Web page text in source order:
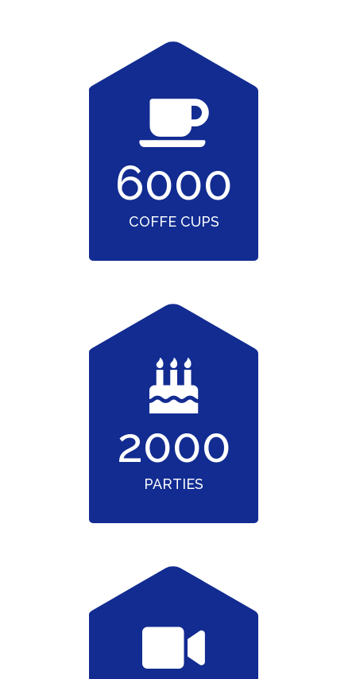
6000
COFFE CUPS
2000
PARTIES